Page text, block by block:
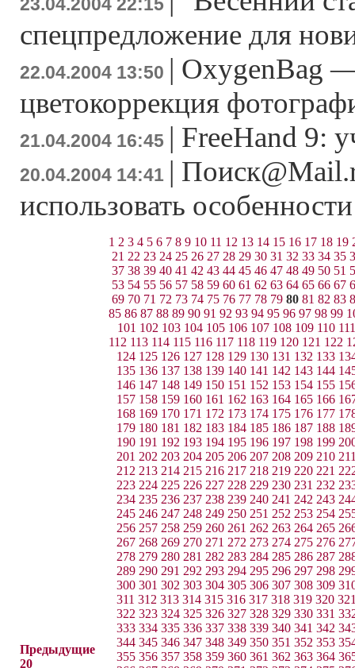
спецпредложение для
22.04.2004 13:50 | OxygenBag —
цветокоррекция
21.04.2004 16:45 | FreeHand 9:
20.04.2004 14:41 |
использовать
Предыдущие
20
1 2 3 4 5 6 7 8 9 10 11 12 13 14 15 16 17 18 19
21 22 23 24 25 26 27 28 29 30 31 32 33 34 35
37 38 39 40 41 42 43 44 45 46 47 48 49 50 51
53 54 55 56 57 58 59 60 61 62 63 64 65 66 67
69 70 71 72 73 74 75 76 77 78 79 80 81 82 83
85 86 87 88 89 90 91 92 93 94 95 96 97 98 99
101 102 103 104 105 106 107 108 109 110 111
112 113 114 115 116 117 118 119 120 121 122
124 125 126 127 128 129 130 131 132 133
135 136 137 138 139 140 141 142 143 144
146 147 148 149 150 151 152 153 154 155
157 158 159 160 161 162 163 164 165 166
168 169 170 171 172 173 174 175 176 177
179 180 181 182 183 184 185 186 187 188
190 191 192 193 194 195 196 197 198 199
201 202 203 204 205 206 207 208 209 210
212 213 214 215 216 217 218 219 220 221
223 224 225 226 227 228 229 230 231 232
234 235 236 237 238 239 240 241 242 243
245 246 247 248 249 250 251 252 253 254
256 257 258 259 260 261 262 263 264 265
267 268 269 270 271 272 273 274 275 276
278 279 280 281 282 283 284 285 286 287
289 290 291 292 293 294 295 296 297 298
300 301 302 303 304 305 306 307 308 309
311 312 313 314 315 316 317 318 319 320
322 323 324 325 326 327 328 329 330 331
333 334 335 336 337 338 339 340 341 342
344 345 346 347 348 349 350 351 352 353
355 356 357 358 359 360 361 362 363 364